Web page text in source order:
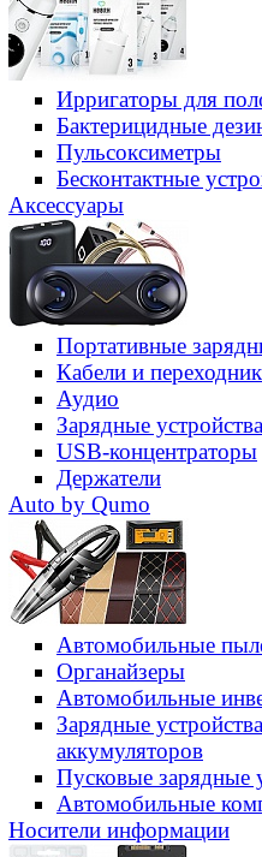
Ирригаторы для
Бактерицидные
Пульсоксиметры
Бесконтактные
Аксессуары
Портативные
Кабели и
Аудио
Зарядные устройства
USB-концентраторы
Держатели
Auto by Qumo
Автомобильные
Органайзеры
Автомобильные
Зарядные
аккумуляторов
Пусковые зарядные
Автомобильные
Носители информации